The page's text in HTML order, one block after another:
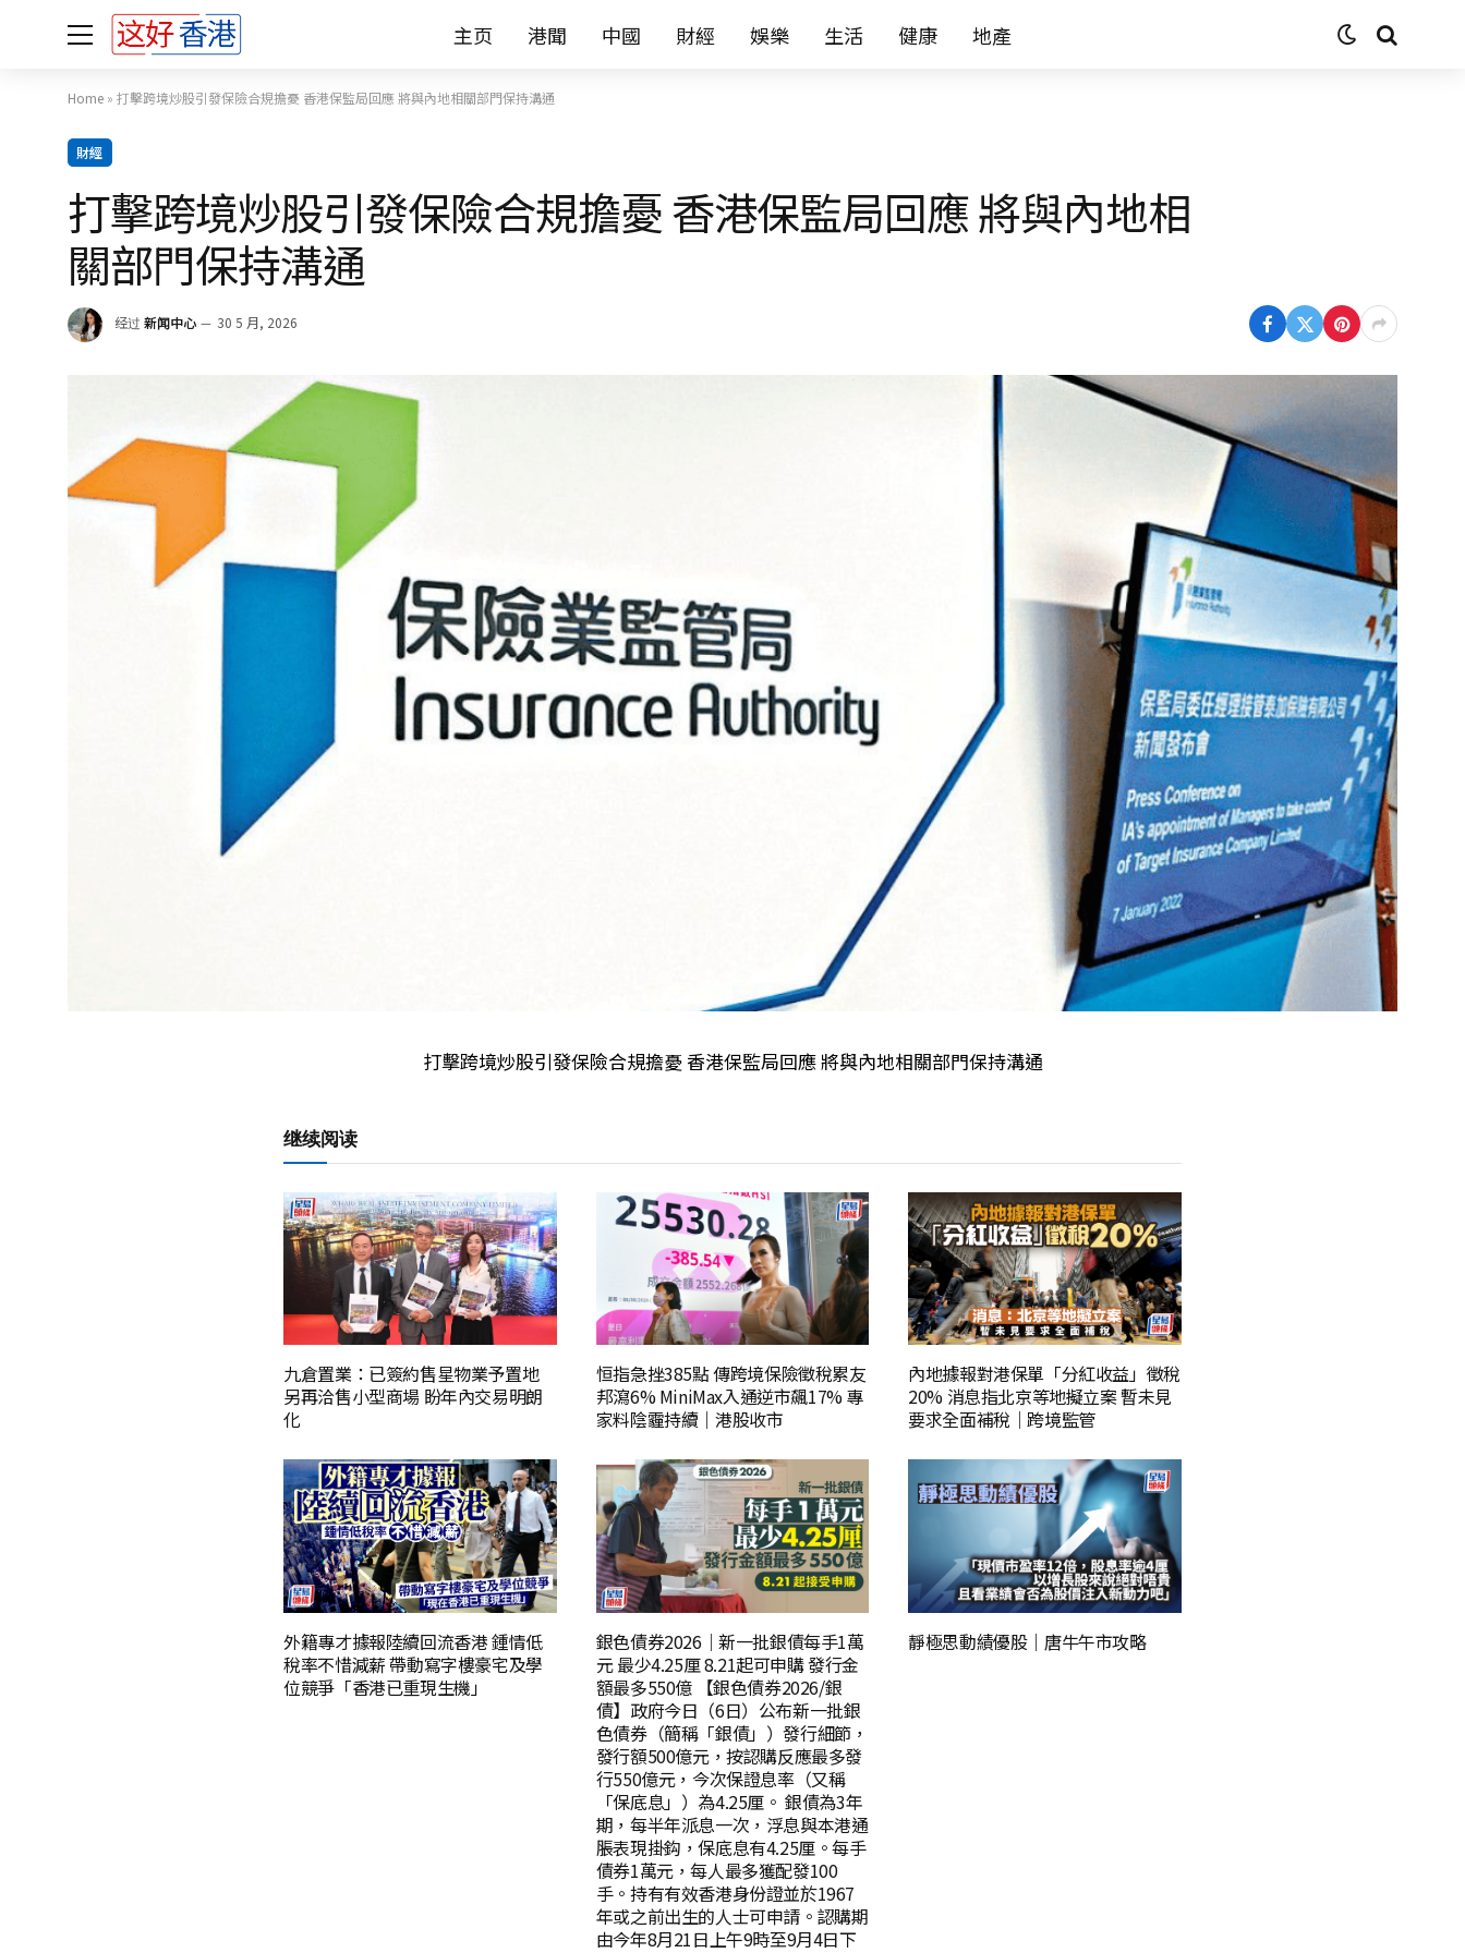
主页 港聞 中國 財經 娛樂 生活 健康 地產
Home » 打擊跨境炒股引發保險合規擔憂 香港保監局回應 將與內地相關部門保持溝通
財經
打擊跨境炒股引發保險合規擔憂 香港保監局回應 將與內地相
關部門保持溝通
经过 新闻中心 30 5 月, 2026
打擊跨境炒股引發保險合規擔憂 香港保監局回應 將與內地相關部門保持溝通
继续阅读
九倉置業：已簽約售星物業予置地
另再洽售小型商場 盼年內交易明朗
化
恒指急挫385點 傳跨境保險徵稅累友
邦瀉6% MiniMax入通逆市飆17% 專
家料陰霾持續｜港股收市
內地據報對港保單「分紅收益」徵稅
20% 消息指北京等地擬立案 暫未見
要求全面補稅｜跨境監管
外籍專才據報陸續回流香港 鍾情低
稅率不惜減薪 帶動寫字樓豪宅及學
位競爭「香港已重現生機」
銀色債券2026｜新一批銀債每手1萬
元 最少4.25厘 8.21起可申購 發行金
額最多550億 【銀色債券2026/銀
債】政府今日（6日）公布新一批銀
色債券（簡稱「銀債」）發行細節，
發行額500億元，按認購反應最多發
行550億元，今次保證息率（又稱
「保底息」）為4.25厘。 銀債為3年
期，每半年派息一次，浮息與本港通
脹表現掛鈎，保底息有4.25厘。每手
債券1萬元，每人最多獲配發100
手。持有有效香港身份證並於1967
年或之前出生的人士可申請。認購期
由今年8月21日上午9時至9月4日下
靜極思動績優股｜唐牛午市攻略